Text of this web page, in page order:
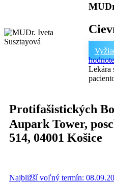
Lekára
Protifašistických
Aupark Tower,
514, 04001 Košice
Najbližší voľný termín: